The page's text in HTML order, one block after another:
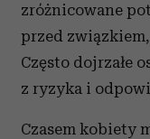
zróżnicowane
przed
Często dojrzałe
z ryzyka i
Czasem kobiety